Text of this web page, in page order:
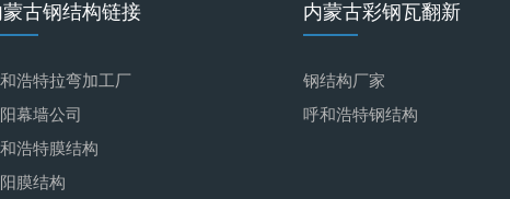
蒙古钢结构链接
浩特拉弯加工厂
幕墙公司
浩特膜结构
膜结构
内蒙古彩钢瓦翻新
钢结构厂家
呼和浩特钢结构